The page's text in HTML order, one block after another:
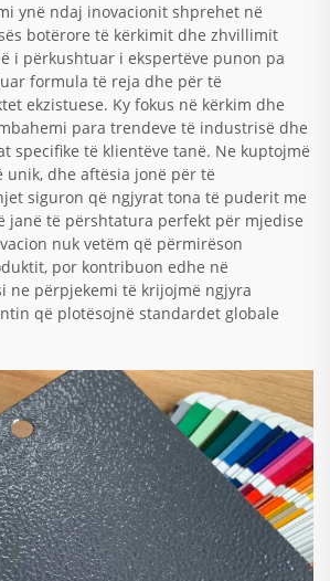
ynë ndaj inovacionit shprehet në
botërore të kërkimit dhe zhvillimit
i përkushtuar i ekspertëve punon pa
formula të reja dhe për të
ekzistuese. Ky fokus në kërkim dhe
para trendeve të industrisë dhe
specifike të klientëve tanë. Ne kuptojmë
unik, dhe aftësia jonë për të
siguron që ngjyrat tona të puderit me
janë të përshtatura perfekt për mjedise
nuk vetëm që përmirëson
por kontribuon edhe në
ne përpjekemi të krijojmë ngjyra
që plotësojnë standardet globale